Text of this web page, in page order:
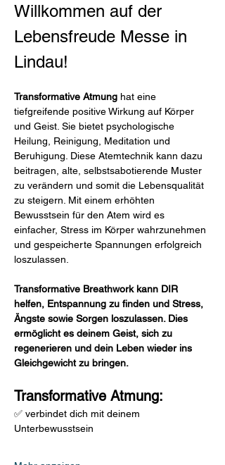
Willkommen auf der
Lebensfreude Messe in
Lindau!
Transformative Atmung hat eine
tiefgreifende positive Wirkung auf Körper
und Geist. Sie bietet psychologische
Heilung, Reinigung, Meditation und
Beruhigung. Diese Atemtechnik kann dazu
beitragen, alte, selbstsabotierende Muster
zu verändern und somit die Lebensqualität
zu steigern. Mit einem erhöhten
Bewusstsein für den Atem wird es
einfacher, Stress im Körper wahrzunehmen
und gespeicherte Spannungen erfolgreich
loszulassen.
Transformative Breathwork kann DIR
helfen, Entspannung zu finden und Stress,
Ängste sowie Sorgen loszulassen. Dies
ermöglicht es deinem Geist, sich zu
regenerieren und dein Leben wieder ins
Gleichgewicht zu bringen.
Transformative Atmung:
✅ verbindet dich mit deinem
Unterbewusstsein